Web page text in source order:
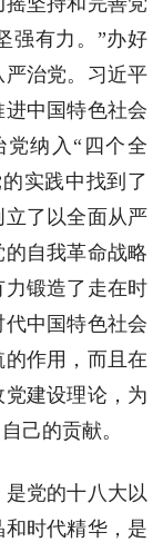
强有力。”办好
治党。习近平
中国特色社会
纳入“四个全
实践中找到了
了以全面从严
自我革命战略
锻造了走在时
中国特色社会
作用，而且在
建设理论，为
己的贡献。
党的十八大以
时代精华，是